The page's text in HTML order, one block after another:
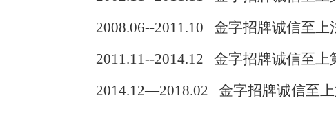
2008.06--2011.10 金字招牌诚信至上
2011.11--2014.12 金字招牌诚信至上
2014.12—2018.02 金字招牌诚信至